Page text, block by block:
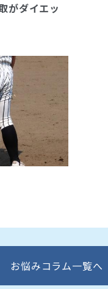
がダイエッ
お悩みコラム一覧